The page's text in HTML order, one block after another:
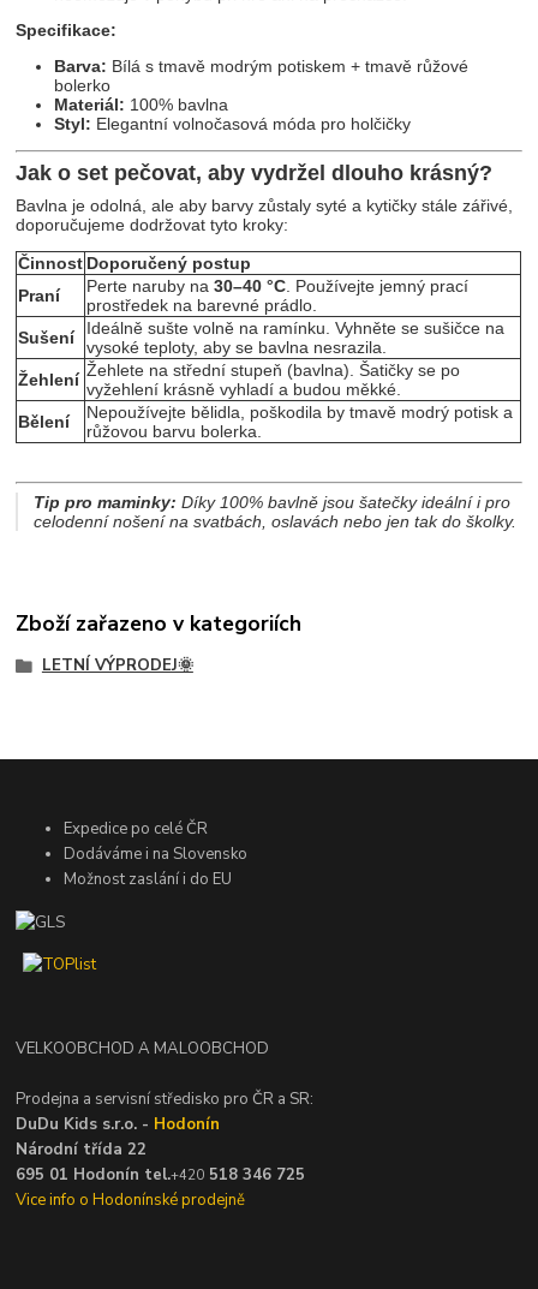
Specifikace:
Barva: Bílá s tmavě modrým potiskem + tmavě růžové
bolerko
Materiál: 100% bavlna
Styl: Elegantní volnočasová móda pro holčičky
Jak o set pečovat, aby vydržel dlouho krásný?
Bavlna je odolná, ale aby barvy zůstaly syté a kytičky stále zářivé,
doporučujeme dodržovat tyto kroky:
Činnost Doporučený postup
Praní
Perte naruby na30–40 °C . Používejte jemný prací
prostředek na barevné prádlo.
Sušení
Ideálně sušte volně na ramínku. Vyhněte se sušičce na
vysoké teploty, aby se bavlna nesrazila.
Žehlení Žehlete na střední stupeň (bavlna). Šatičky se po
vyžehlení krásně vyhladí a budou měkké.
Bělení
Nepoužívejte bělidla, poškodila by tmavě modrý potisk a
růžovou barvu bolerka.
Tip pro maminky: Díky 100% bavlně jsou šatečky ideální i pro
celodenní nošení na svatbách, oslavách nebo jen tak do školky.
Zboží zařazeno v kategoriích
LETNÍ VÝPRODEJ🌞
Expedice po celé ČR
Dodáváme i na Slovensko
Možnost zaslání i do EU
VELKOOBCHOD A MALOOBCHOD
Prodejna a servisní středisko pro ČR a SR:
DuDu Kids s.r.o. - Hodonín
Národní třída 22
695 01 Hodonín tel.+420 518 346 725
Vice info o Hodonínské prodejně